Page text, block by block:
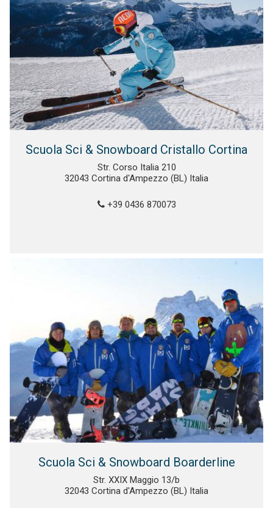
Scuola Sci & Snowboard Cristallo Cortina
Str. Corso Italia 210
32043 Cortina d'Ampezzo (BL) Italia
+39 0436 870073
Scuola Sci & Snowboard Boarderline
Str. XXIX Maggio 13/b
32043 Cortina d'Ampezzo (BL) Italia